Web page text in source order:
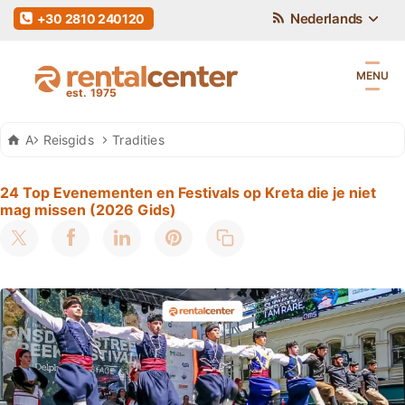
Auto Huren Kreta
Reisgids Tradities
24 Top Evenementen en Festivals op Kreta die je niet
mag missen (2026 Gids)
Nederlands
+30 2810 240120
MENU